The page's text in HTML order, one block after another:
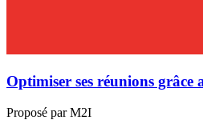
Optimiser ses réunions
Proposé par M2I